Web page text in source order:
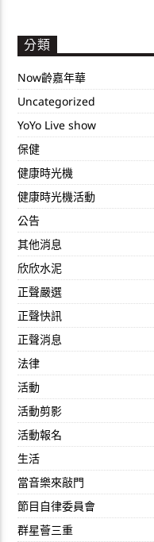
分類
Now齡嘉年華
Uncategorized
YoYo Live show
保健
健康時光機
健康時光機活動
公告
其他消息
欣欣水泥
正聲嚴選
正聲快訊
正聲消息
法律
活動
活動剪影
活動報名
生活
當音樂來敲門
節目自律委員會
群星薈三重